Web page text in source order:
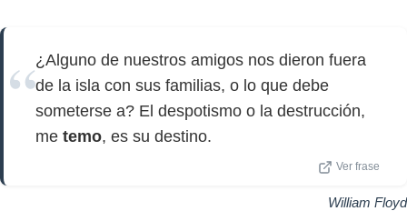
¿Alguno de nuestros amigos nos dieron fuera
de la isla con sus familias, o lo que debe
someterse a? El despotismo o la destrucción,
me temo, es su destino.
Ver frase
William Floyd